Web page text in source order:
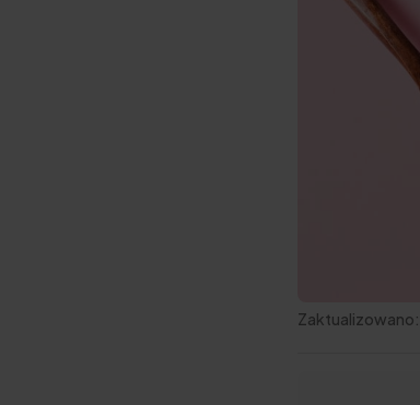
Zaktualizowano: